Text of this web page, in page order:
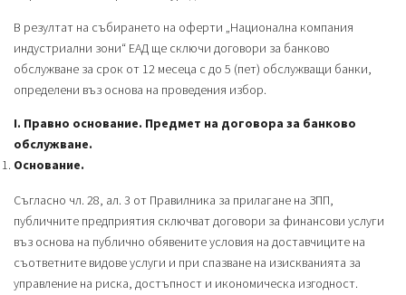
В резултат на събирането на оферти „Национална компания
индустриални зони“ ЕАД ще сключи договори за банково
обслужване за срок от 12 месеца с до 5 (пет) обслужващи банки,
определени въз основа на проведения избор.
І. Правно основание. Предмет на договора за банково
обслужване.
Основание.
Съгласно чл. 28, ал. 3 от Правилника за прилагане на ЗПП,
публичните предприятия сключват договори за финансови услуги
въз основа на публично обявените условия на доставчиците на
съответните видове услуги и при спазване на изискванията за
управление на риска, достъпност и икономическа изгодност.